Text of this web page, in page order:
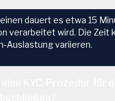
dauert es etwa 15
verarbeitet wird. Die Zeit
Auslastung variieren.